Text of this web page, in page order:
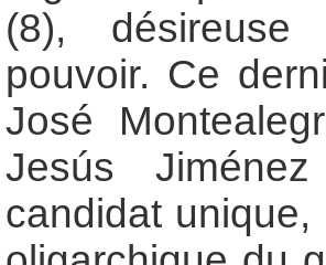
(8), désireuse
pouvoir. Ce
José
Jesús
candidat